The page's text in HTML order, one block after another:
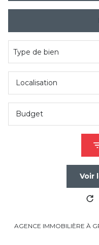
De l'immo pro
Type de bien
Budget
Voir
AGENCE IMMOBILIÈRE À